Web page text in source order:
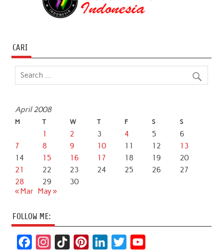
CARI
April 2008
M T W T F S S
1 2 3 4 5
6
7
8 9 10 11 12
13
14
15 16 17 18 19
20
21
22 23 24 25 26
27
28
29
30
« Mar
May »
FOLLOW ME: